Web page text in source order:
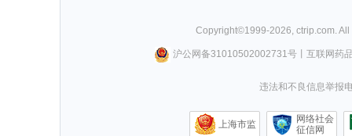
Copyright©1999-2026 ctrip.com .
沪公网备31010502002731号丨 互联网药
违法和不良信息举报
上海市监
网络社会
征信网